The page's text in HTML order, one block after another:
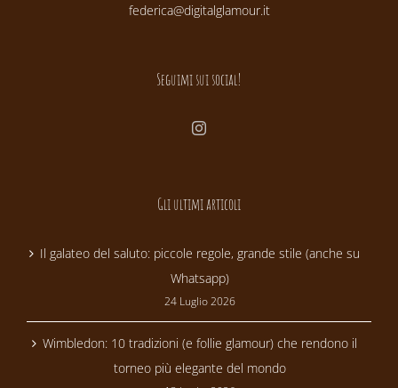
federica@digitalglamour.it
Seguimi sui social!
Gli ultimi articoli
Il galateo del saluto: piccole regole, grande stile (anche su
Whatsapp)
24 Luglio 2026
Wimbledon: 10 tradizioni (e follie glamour) che rendono il
torneo più elegante del mondo